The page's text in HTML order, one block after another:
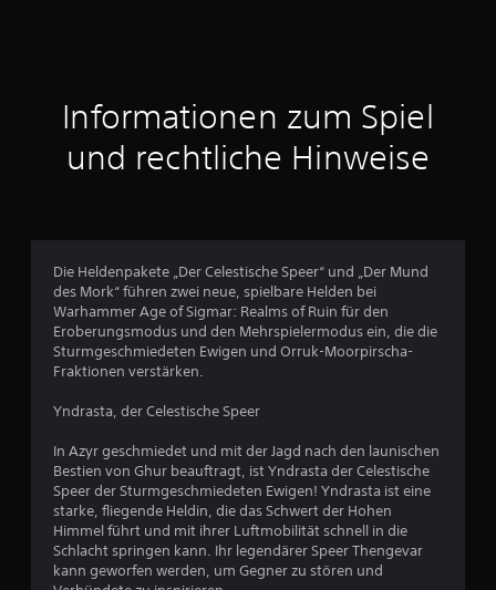
B
e
e
t
g
e
n
Informationen zum Spiel
und rechtliche Hinweise
Die Heldenpakete „Der Celestische Speer“ und „Der Mund
des Mork“ führen zwei neue, spielbare Helden bei
Warhammer Age of Sigmar: Realms of Ruin für den
Eroberungsmodus und den Mehrspielermodus ein, die die
Sturmgeschmiedeten Ewigen und Orruk-Moorpirscha-
Fraktionen verstärken.
Yndrasta, der Celestische Speer
In Azyr geschmiedet und mit der Jagd nach den launischen
Bestien von Ghur beauftragt, ist Yndrasta der Celestische
Speer der Sturmgeschmiedeten Ewigen! Yndrasta ist eine
starke, fliegende Heldin, die das Schwert der Hohen
Himmel führt und mit ihrer Luftmobilität schnell in die
Schlacht springen kann. Ihr legendärer Speer Thengevar
kann geworfen werden, um Gegner zu stören und